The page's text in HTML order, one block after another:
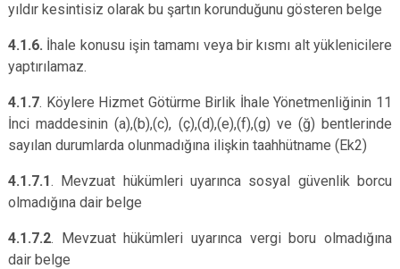
yıldır kesintisiz olarak bu şartın korunduğunu gösteren belge
4.1.6. İhale konusu işin tamamı veya bir kısmı alt yüklenicilere
yaptırılamaz.
4.1.7. Köylere Hizmet Götürme Birlik İhale Yönetmenliğinin 11
İnci maddesinin (a),(b),(c), (ç),(d),(e),(f),(g) ve (ğ) bentlerinde
sayılan durumlarda olunmadığına ilişkin taahhütname (Ek2)
4.1.7.1. Mevzuat hükümleri uyarınca sosyal güvenlik borcu
olmadığına dair belge
4.1.7.2. Mevzuat hükümleri uyarınca vergi boru olmadığına
dair belge